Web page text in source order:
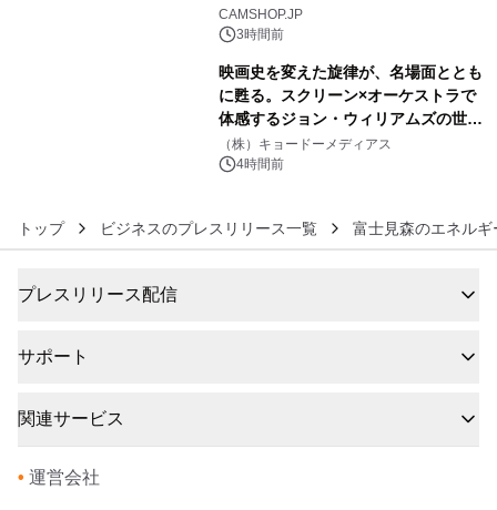
CAMSHOP.JP
3時間前
映画史を変えた旋律が、名場面ととも
に甦る。スクリーン×オーケストラで
体感するジョン・ウィリアムズの世
界。ジョン・ウィリアムズ：シネマ・
スペクタキュラー・コンサート 開催決
（株）キョードーメディアス
4時間前
トップ ビジネスのプレスリリース一覧 富士見森のエネルギ
プレスリリース配信
サポート
関連サービス
• 運営会社